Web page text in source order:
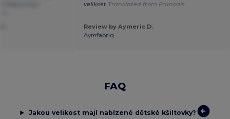
velikost Translated from Français
Review by Aymeric D.
Aymfabriq
FAQ
Jakou velikost mají nabízené dětské kšiltovky?